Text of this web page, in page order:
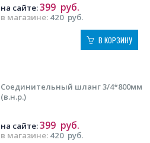
в магазине: 420 руб.
на сайте:399 руб.
В КОРЗИНУ
Соединительный шланг 3/4*800мм
(в.н.р.)
в магазине: 420 руб.
на сайте:399 руб.